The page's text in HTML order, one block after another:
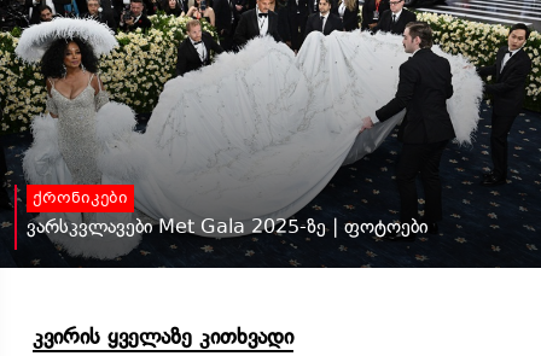
ქრონიკები
ვარსკვლავები Met Gala 2025-ზე | ფოტოები
კვირის ყველაზე კითხვადი